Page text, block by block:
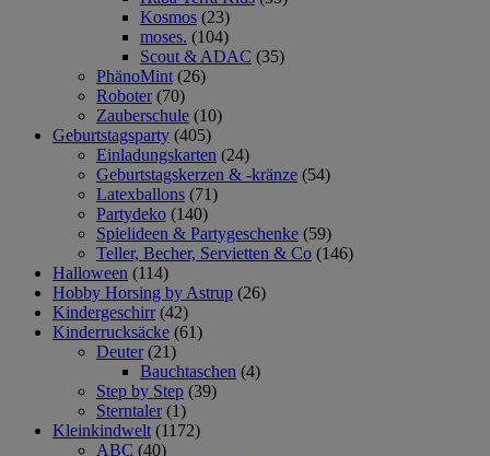
Kosmos (23)
moses. (104)
Scout & ADAC (35)
PhänoMint (26)
Roboter (70)
Zauberschule (10)
Geburtstagsparty (405)
Einladungskarten (24)
Geburtstagskerzen & -kränze (54)
Latexballons (71)
Partydeko (140)
Spielideen & Partygeschenke (59)
Teller, Becher, Servietten & Co (146)
Halloween (114)
Hobby Horsing by Astrup (26)
Kindergeschirr (42)
Kinderrucksäcke (61)
Deuter (21)
Bauchtaschen (4)
Step by Step (39)
Sterntaler (1)
Kleinkindwelt (1172)
ABC (40)